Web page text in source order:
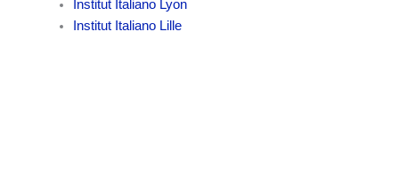
Institut Italiano Lyon
Institut Italiano Lille